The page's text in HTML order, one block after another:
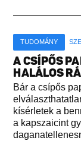
TUDOMÁNY
A CSÍPŐS
HALÁLOS
Bár a csípős
kísérletek a
a kapszaicint